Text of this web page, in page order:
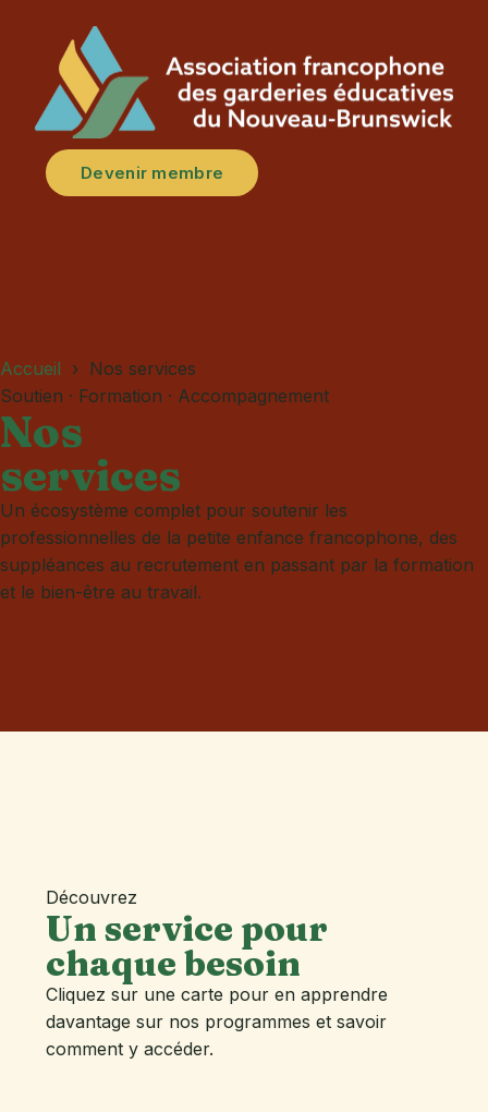
Devenir membre
Accueil › Nos services
Soutien · Formation · Accompagnement
Nos
services
Un écosystème complet pour soutenir les
professionnelles de la petite enfance francophone, des
suppléances au recrutement en passant par la formation
et le bien-être au travail.
Découvrez
Un service pour
chaque besoin
Cliquez sur une carte pour en apprendre
davantage sur nos programmes et savoir
comment y accéder.